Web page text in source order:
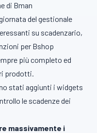
di Bman
del gestionale
su scadenzario,
per Bshop
più completo ed
prodotti.
stati aggiunti i widgets
le scadenze dei
massivamente i